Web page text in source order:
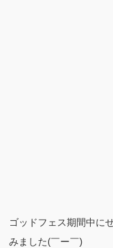
ゴッドフェス期間中に
みました(￣ー￣)